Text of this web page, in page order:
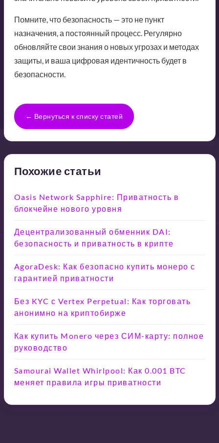
Помните, что безопасность — это не пункт
назначения, а постоянный процесс. Регулярно
обновляйте свои знания о новых угрозах и методах
защиты, и ваша цифровая идентичность будет в
безопасности.
← Вернуться к списку статей
Похожие статьи
Oasis Network Sapphire: Приватность в
блокчейне нового уровня
Децентрализованный обменник DAI:
безопасность и приватность в крипте
AgoraDesk: Как безопасно купить монеро с
гарантией приватности
Без KYC с Vertex Perpetual: Как торговать
анонимно на криптобирже
Как купить Monero через СИМ-карту: полное
руководство
Samourai Wallet Whirlpool: Как 0.001 BTC
меняет правила игры приватности